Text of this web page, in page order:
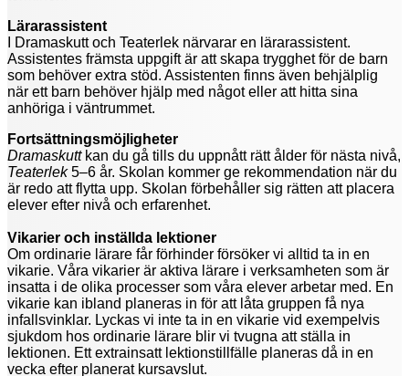
Lärarassistent
I Dramaskutt och Teaterlek närvarar en lärarassistent.
Assistentes främsta uppgift är att skapa trygghet för de barn
som behöver extra stöd. Assistenten finns även behjälplig
när ett barn behöver hjälp med något eller att hitta sina
anhöriga i väntrummet.
Fortsättningsmöjligheter
Dramaskutt kan du gå tills du uppnått rätt ålder för nästa nivå,
Teaterlek5–6 år. Skolan kommer ge rekommendation när du
är redo att flytta upp. Skolan förbehåller sig rätten att placera
elever efter nivå och erfarenhet.
Vikarier och inställda lektioner
Om ordinarie lärare får förhinder försöker vi alltid ta in en
vikarie. Våra vikarier är aktiva lärare i verksamheten som är
insatta i de olika processer som våra elever arbetar med. En
vikarie kan ibland planeras in för att låta gruppen få nya
infallsvinklar. Lyckas vi inte ta in en vikarie vid exempelvis
sjukdom hos ordinarie lärare blir vi tvugna att ställa in
lektionen. Ett extrainsatt lektionstillfälle planeras då in en
vecka efter planerat kursavslut.